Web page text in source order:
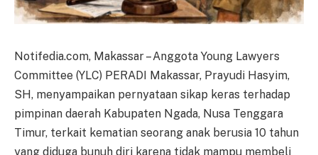
Notifedia.com, Makassar – Anggota Young Lawyers
Committee (YLC) PERADI Makassar, Prayudi Hasyim,
SH, menyampaikan pernyataan sikap keras terhadap
pimpinan daerah Kabupaten Ngada, Nusa Tenggara
Timur, terkait kematian seorang anak berusia 10 tahun
yang diduga bunuh diri karena tidak mampu membeli